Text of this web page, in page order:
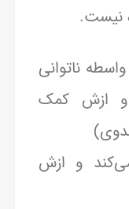
نیست.
ناتوانی
و ازش کمک
و ازش